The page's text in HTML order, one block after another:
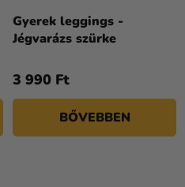
Gyerek leggings -
Jégvarázs szürke
3 990 Ft
BŐVEBBEN